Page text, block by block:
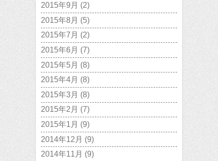
2015年9月 (2)
2015年8月 (5)
2015年7月 (2)
2015年6月 (7)
2015年5月 (8)
2015年4月 (8)
2015年3月 (8)
2015年2月 (7)
2015年1月 (9)
2014年12月 (9)
2014年11月 (9)